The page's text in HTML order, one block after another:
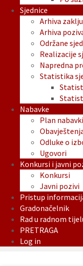
Sjednice
Arhiva
Arhiva
Održane
Realizacije
Napredna
Statistika
Nabavke
Plan nabavki
Odluke o
Ugovori
Konkursi i javni
Konkursi
Javni pozivi
Pristup
Gradonačelnik
Rad u radnom
PRETRAGA
Log in